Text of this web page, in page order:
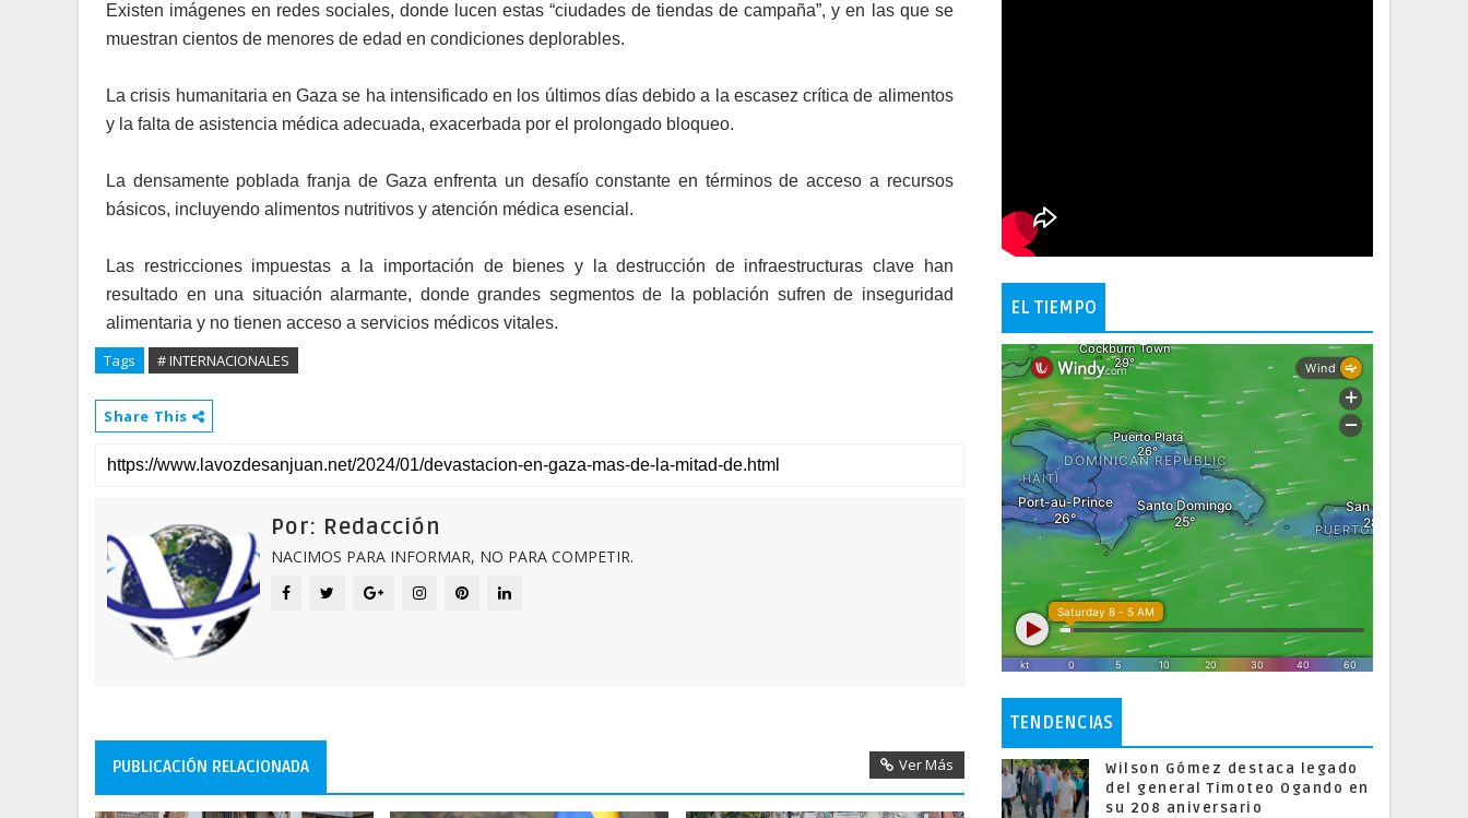
Existen imágenes en redes sociales, donde lucen estas “ciudades de tiendas de campaña”, y en las que se
muestran cientos de menores de edad en condiciones deplorables.
La crisis humanitaria en Gaza se ha intensificado en los últimos días debido a la escasez crítica de alimentos
y la falta de asistencia médica adecuada, exacerbada por el prolongado bloqueo.
La densamente poblada franja de Gaza enfrenta un desafío constante en términos de acceso a recursos
básicos, incluyendo alimentos nutritivos y atención médica esencial.
Las restricciones impuestas a la importación de bienes y la destrucción de infraestructuras clave han
resultado en una situación alarmante, donde grandes segmentos de la población sufren de inseguridad
alimentaria y no tienen acceso a servicios médicos vitales.
Tags # INTERNACIONALES
Share This
Por: Redacción
NACIMOS PARA INFORMAR, NO PARA COMPETIR.
PUBLICACIÓN RELACIONADA Ver Más
EL TIEMPO
TENDENCIAS
Wilson Gómez destaca legado
del general Timoteo Ogando en
su 208 aniversario